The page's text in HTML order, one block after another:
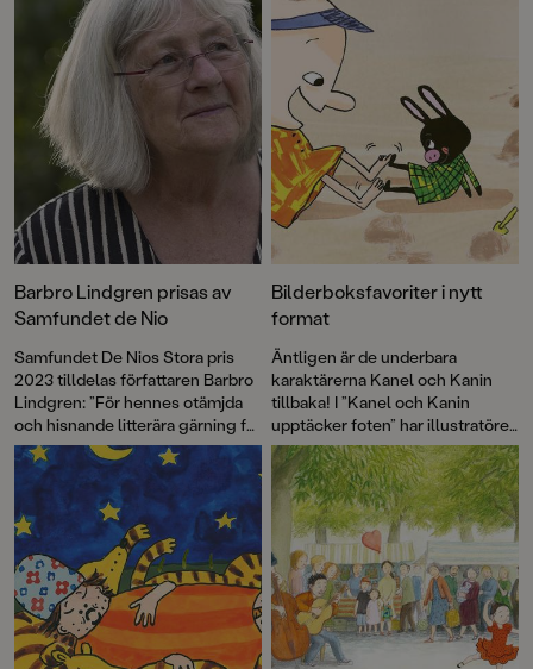
Barbro Lindgren prisas av
Samfundet de Nio
Samfundet De Nios Stora pris
2023 tilldelas författaren Barbro
Lindgren: ”För hennes otämjda
och hisnande litterära gärning för
alla åldrar.”
Bilderboksfavoriter i nytt
format
Äntligen är de underbara
karaktärerna Kanel och Kanin
tillbaka! I ”Kanel och Kanin
upptäcker foten” har illustratören
Charlotte Ramel bildsatt en dikt
av Ulf Stark och valt ut en enda
kroppsdel att undersöka
närmare.